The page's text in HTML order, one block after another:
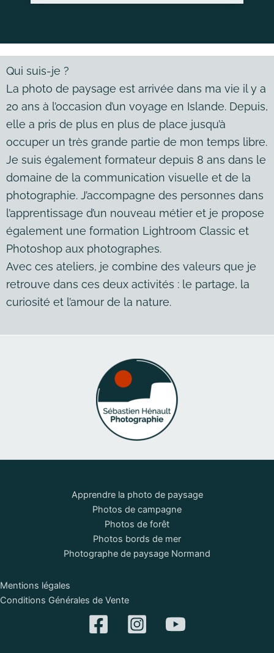
Qui suis-je ?
La photo de paysage est arrivée dans ma vie il y a
20 ans à l’occasion d’un voyage en Islande. Depuis,
elle a pris de plus en plus de place jusqu’à
occuper un très grande partie de mon temps libre.
Je suis également formateur depuis 8 ans dans le
domaine de la communication visuelle et de la
photographie. J’accompagne des personnes dans
l’apprentissage d’un nouveau métier et je propose
également une formation Lightroom Classic et
Photoshop aux photographes.
Avec ces ateliers, je combine des valeurs que je
retrouve dans ces deux activités : le partage, la
curiosité et l’amour de la nature.
Apprendre la photo de paysage
Photos de campagne
Photos de forêt
Photos bords de mer
Photographe de paysage Normand
Mentions légales
Conditions Générales de Vente